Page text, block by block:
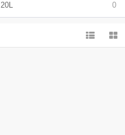
20L 0